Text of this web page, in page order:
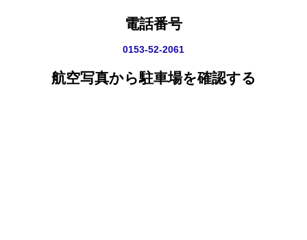
電話番号
0153-52-2061
航空写真から駐車場を確認する